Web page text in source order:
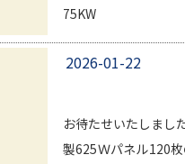
75KW
2026-01-22
お待たせいたしまし
製625Ｗパネル120